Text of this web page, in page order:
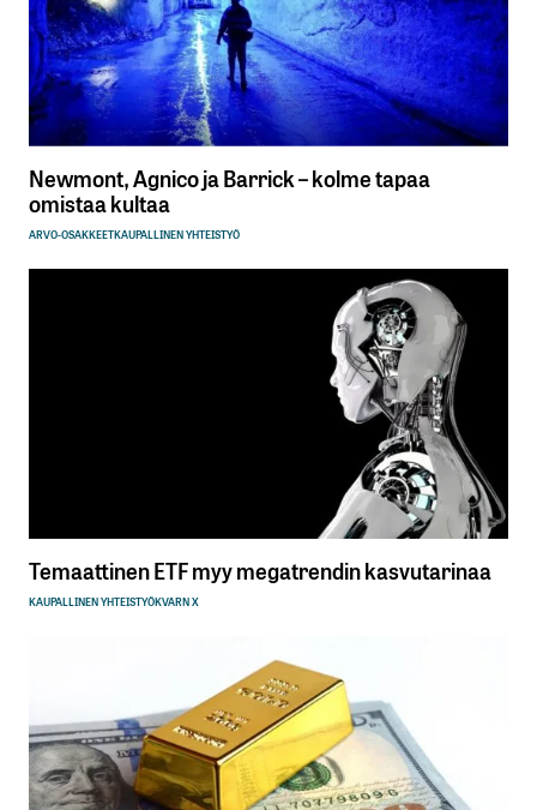
Newmont, Agnico ja Barrick – kolme tapaa
omistaa kultaa
ARVO-OSAKKEETKAUPALLINEN YHTEISTYÖ
Temaattinen ETF myy megatrendin kasvutarinaa
KAUPALLINEN YHTEISTYÖKVARN X